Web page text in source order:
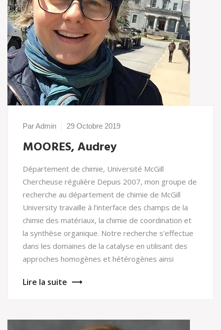
Par Admin 29 Octobre 2019
MOORES, Audrey
Département de chimie, Université McGill
Chercheuse régulière Depuis 2007, mon groupe de
recherche au département de chimie de McGill
University travaille à l’interface des champs de la
chimie des matériaux, la chimie de coordination et
la synthèse organique. Notre recherche s’effectue
dans les domaines de la catalyse en utilisant des
approches homogènes et hétérogènes ainsi
Lire la suite